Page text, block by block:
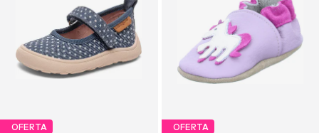
OFERTA OFERTA